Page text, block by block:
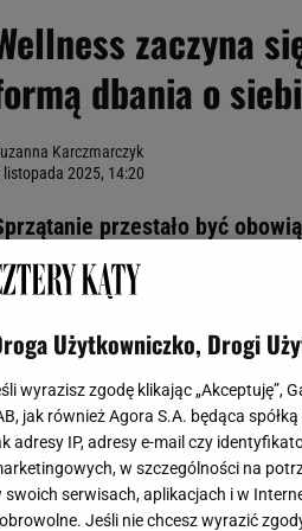
zaczyna
dbania o
Karczmarczyk
listopada 2025, 14:20
przestało być
z porządkiem w głowie.
Użytkowniczko, Drogi
wyrazisz zgodę klikając „Akceptuję”,
jak również Agora S.A. będąca
adresy IP, adresy e-mail czy
w szczególności na
swoich serwisach, aplikacjach i w
Jeśli nie chcesz wyrazić